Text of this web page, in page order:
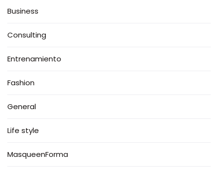
Business
Consulting
Entrenamiento
Fashion
General
Life style
MasqueenForma